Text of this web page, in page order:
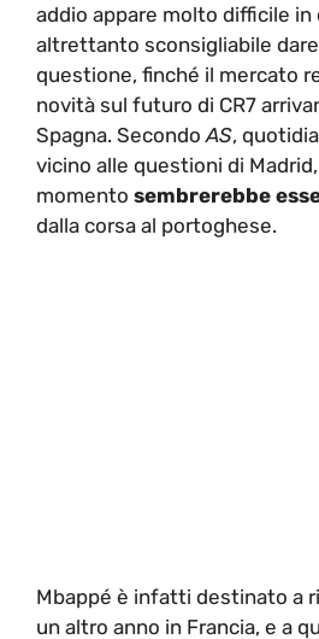
addio appare molto difficile
altrettanto sconsigliabile
questione, finché il mercato
novità sul futuro di CR7
Spagna. Secondo AS,
vicino alle questioni di
momento sembrerebbe
dalla corsa al portoghese.
Mbappé è infatti destinato a
un altro anno in Francia, e a